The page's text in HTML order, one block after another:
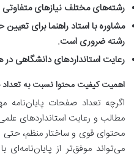
رشته‌های مختلف نیازهای متفاوتی
مشاوره با استاد راهنما برای
رشته ضروری است.
رعایت استانداردهای دانشگاهی
اهمیت کیفیت محتوا نسبت به
اگرچه تعداد صفحات پایان‌نامه
مطالب و رعایت استانداردهای
محتوای قوی و ساختار منظم، حتی
می‌تواند موفق‌تر از